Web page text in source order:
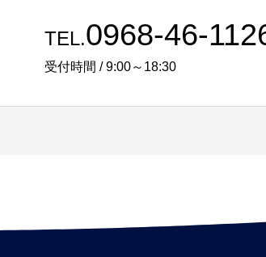
TEL.0968-46-
受付時間 / 9:00～18:30